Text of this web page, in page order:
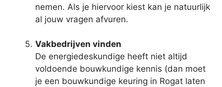
nemen. Als je hiervoor kiest kan je natuurlijk
al jouw vragen afvuren.
Vakbedrijven vinden
De energiedeskundige heeft niet altijd
voldoende bouwkundige kennis (dan moet
je een bouwkundige keuring in Rogat laten